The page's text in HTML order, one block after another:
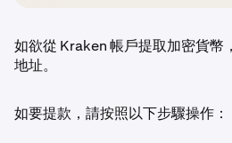
如欲從 Kraken 帳戶提取加密貨幣
地址。
如要提款，請按照以下步驟操作：